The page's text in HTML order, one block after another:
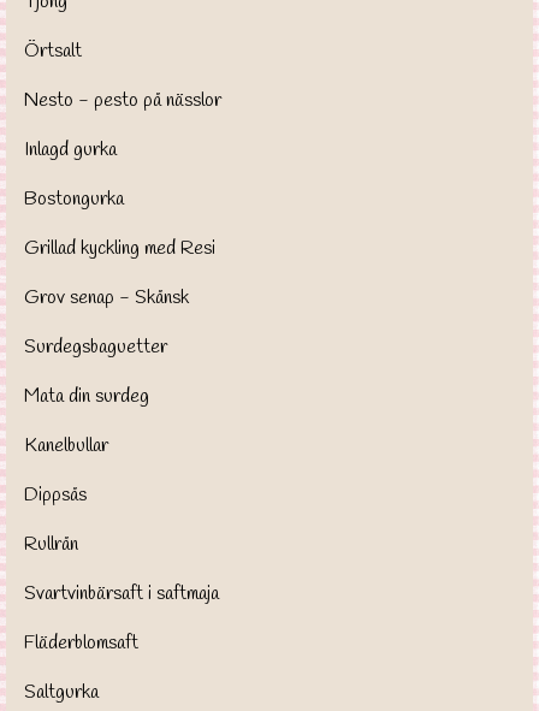
Örtsalt
Nesto - pesto på nässlor
Inlagd gurka
Bostongurka
Grillad kyckling med Resi
Grov senap - Skånsk
Surdegsbaguetter
Mata din surdeg
Kanelbullar
Dippsås
Rullrån
Svartvinbärsaft i saftmaja
Fläderblomsaft
Saltgurka